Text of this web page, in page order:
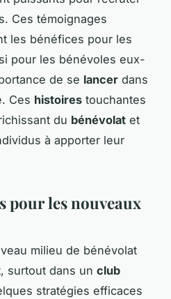
Ces témoignages
les bénéfices pour les
pour les bénévoles eux-
de se lancer dans
Ces histoires touchantes
du bénévolat et
à apporter leur
pour les nouveaux
milieu de bénévolat
surtout dans un club
stratégies efficaces